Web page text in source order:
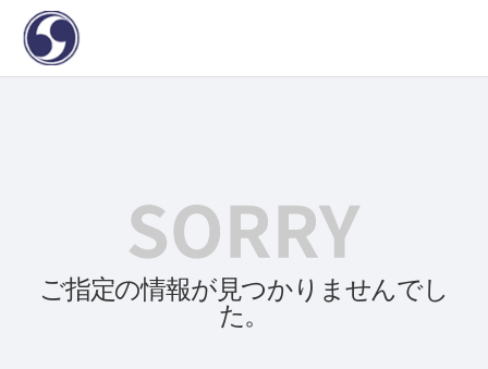
ご指定の情報が見つかりませんでし
た。